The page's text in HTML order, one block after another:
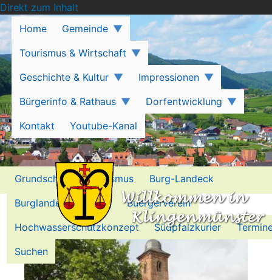
Direkt zum Inhalt
Home
Gemeinde
Tourismus & Wirtschaft
Geschichte & Kultur
Impressionen
Bürgerinfo & Rathaus
Dorfentwicklung
Kontakt
Youtube-Kanal
Grundschule Tourismus
Burg-Landeck
Burglandeck-Stiftung
Buergerverein
Hochwasserschutzkonzept
Südpfalzkurier
Suchen
Nikolauskapelle - Auftakt und
Jahresprogramm